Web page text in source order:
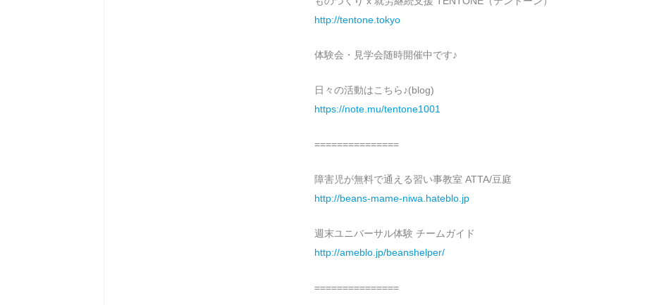
http://tentone.tokyo
体験会・見学会随時開催中です♪
日々の活動はこちら♪(blog)
https://note.mu/tentone1001
===============
障害児が無料で通える習い事教室 ATTA/豆庭
http://beans-mame-niwa.hateblo.jp
週末ユニバーサル体験 チームガイド
http://ameblo.jp/beanshelper/
===============